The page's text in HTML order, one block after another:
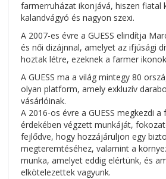
farmerruházat ikonjává, hiszen fiatal
kalandvágyó és nagyon szexi.
A 2007-es évre a GUESS elindítja
és női dizájnnal, amelyet az ifjúsági
hoztak létre, ezeknek a farmer
A GUESS ma a világ mintegy 80
olyan platform, amely exkluzív
vásárlóinak.
A 2016-os évre a GUESS megkezdi
érdekében végzett munkáját,
fejlődve, hogy hozzájáruljon egy
megteremtéséhez, valamint a
munka, amelyet eddig elértünk, és
elkötelezettek vagyunk.